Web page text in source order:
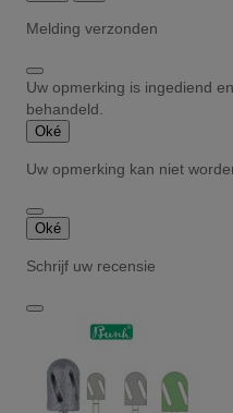
Melding verzonden
Uw opmerking is ingediend
behandeld.
Oké
Uw opmerking kan niet
Oké
Schrijf uw recensie